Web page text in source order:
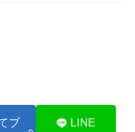
ブ LINE